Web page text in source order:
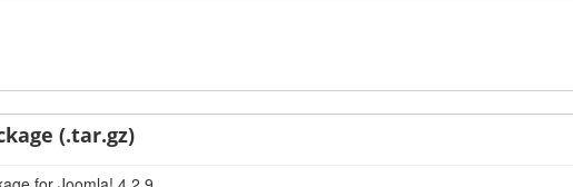
(.tar.gz)